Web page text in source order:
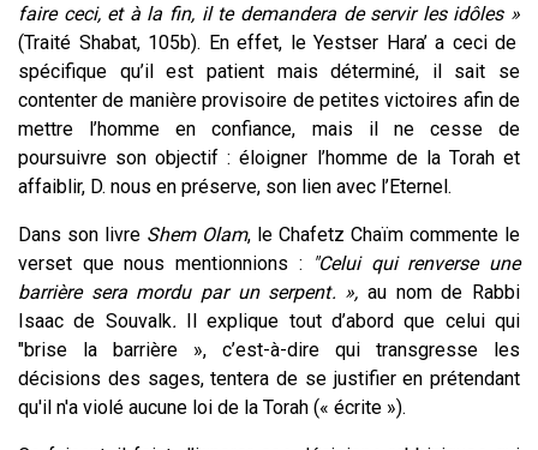
faire ceci, et à la fin, il te demandera de servir les idôles »
(Traité Shabat, 105b). En effet, le Yestser Hara’ a ceci de
spécifique qu’il est patient mais déterminé, il sait se
contenter de manière provisoire de petites victoires afin de
mettre l’homme en confiance, mais il ne cesse de
poursuivre son objectif : éloigner l’homme de la Torah et
affaiblir, D. nous en préserve, son lien avec l’Eternel.
Dans son livre Shem Olam, le Chafetz Chaïm commente le
verset que nous mentionnions :
"Celui qui renverse une
barrière sera mordu par un serpent. », au nom de Rabbi
Isaac de Souvalk. Il explique tout d’abord que celui qui
"brise la barrière », c’est-à-dire qui transgresse les
décisions des sages, tentera de se justifier en prétendant
qu'il n'a violé aucune loi de la Torah (« écrite »).